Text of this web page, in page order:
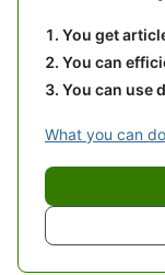
You get
You can
You can use
What you can